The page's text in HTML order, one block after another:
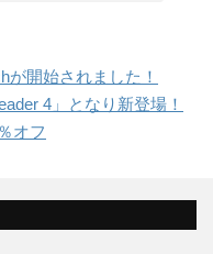
が開始されました！
4」となり新登場！
オフ